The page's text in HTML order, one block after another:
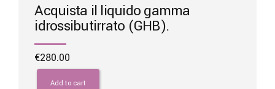
Acquista il liquido gamma
idrossibutirrato (GHB).
€280.00
Add to cart